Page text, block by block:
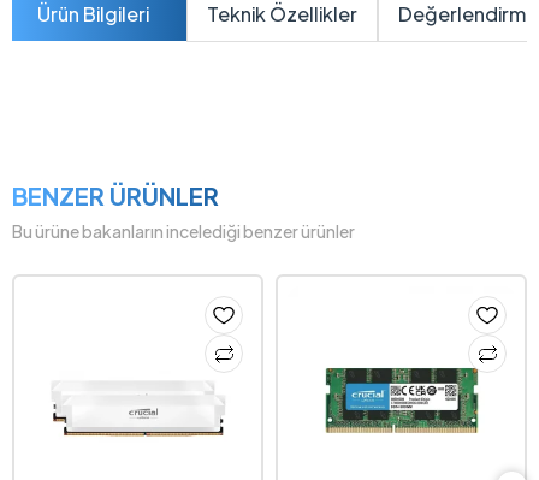
Ürün Bilgileri Teknik Özellikler
BENZER ÜRÜNLER
Bu ürüne bakanların incelediği benzer ürünler